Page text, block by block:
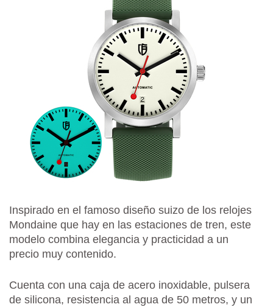
Inspirado en el famoso diseño suizo de los relojes
Mondaine que hay en las estaciones de tren, este
modelo combina elegancia y practicidad a un
precio muy contenido.
Cuenta con una caja de acero inoxidable, pulsera
de silicona, resistencia al agua de 50 metros, y un